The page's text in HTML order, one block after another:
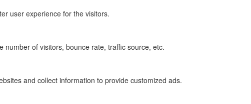
user experience for the visitors.
number of visitors, bounce rate, traffic source, etc.
and collect information to provide customized ads.